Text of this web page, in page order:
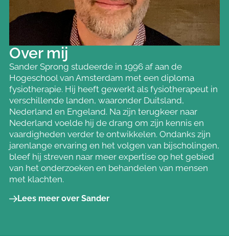
Over mij
Sander Sprong studeerde in 1996 af aan de
Hogeschool van Amsterdam met een diploma
fysiotherapie. Hij heeft gewerkt als fysiotherapeut in
verschillende landen, waaronder Duitsland,
Nederland en Engeland. Na zijn terugkeer naar
Nederland voelde hij de drang om zijn kennis en
vaardigheden verder te ontwikkelen. Ondanks zijn
jarenlange ervaring en het volgen van bijscholingen,
bleef hij streven naar meer expertise op het gebied
van het onderzoeken en behandelen van mensen
met klachten.
Lees meer over Sander